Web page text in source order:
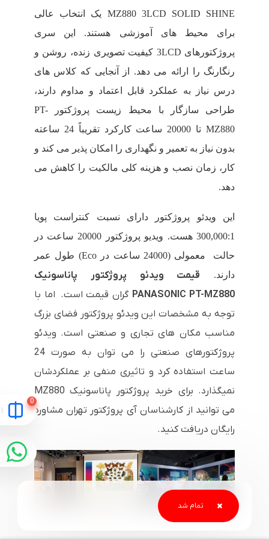
MZ880 3LCD SOLID SHINE یک انتخاب عالی
برای محیط های آموزشی هستند. این سری
پروژکتورهای 3LCD کیفیت تصویری زنده، روشن و
رنگارنگ را ارائه می دهد. از آنجایی که کلاس های
درس نیاز به عملکرد قابل اعتماد و مداوم دارند،
طراحی سازگار با محیط زیست پروژکتور PT-
MZ880 تا 20000 ساعت کارکرد تقریباً 24 ساعته
بدون نیاز به تعمیر و نگهداری را امکان پذیر می کند و
کار، زمان نصب و هزینه کلی مالکیت را کاهش می
دهد.
این ویدئو پروژکتور دارای نسبت کنتراست پویا
300,000:1 هست. ویدیو پروژکتور 20000 ساعت در
حالت معمولی (24000 ساعت در Eco) طول عمر
دارند.
قیمت ویدئو پروژکتور پاناسونیک
PANASONIC PT-MZ880 گران قیمت است. اما با
توجه به مشخصات این ویدئو پروژکتور فضای بزرگ
مناسب مکان های تجاری و صنعتی است. ویدئو
پروژکتورهای صنعتی را می توان به صورت 24
ساعت استفاده کرد و تاثیری منفی بر عملکردشان
نمیگذارد. برای خرید پروژکتور پاناسونیک MZ880
می توانید از کارشناسان آی پروژکتور تهران مشاوره
رایگان دریافت کنید.